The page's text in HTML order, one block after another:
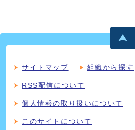
サイトマップ 組織から探す
RSS配信について
個人情報の取り扱いについて
このサイトについて